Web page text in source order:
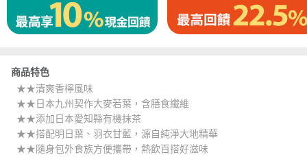
商品特色
★★清爽香檸風味
★★日本九州契作大麥若葉，含膳食纖維
★★添加日本愛知縣有機抹茶
★★搭配明日葉、羽衣甘藍，源自純淨大地精華
★★隨身包外食族方便攜帶，熱飲百搭好滋味